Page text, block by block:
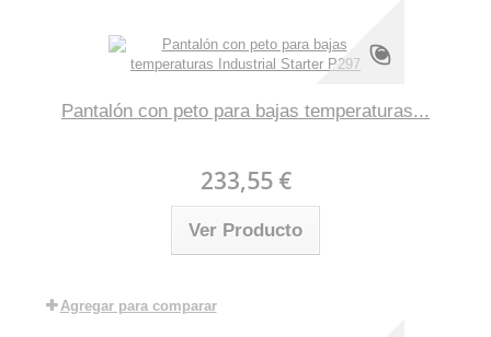
Pantalón con peto para bajas temperaturas...
233,55 €
Ver Producto
Agregar para comparar